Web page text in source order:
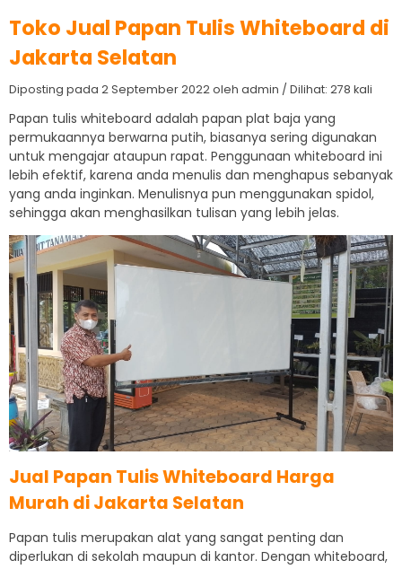
Toko Jual Papan Tulis Whiteboard di
Jakarta Selatan
Diposting pada 2 September 2022 oleh admin / Dilihat: 278 kali
Papan tulis whiteboard adalah papan plat baja yang
permukaannya berwarna putih, biasanya sering digunakan
untuk mengajar ataupun rapat. Penggunaan whiteboard ini
lebih efektif, karena anda menulis dan menghapus sebanyak
yang anda inginkan. Menulisnya pun menggunakan spidol,
sehingga akan menghasilkan tulisan yang lebih jelas.
Jual Papan Tulis Whiteboard Harga
Murah di Jakarta Selatan
Papan tulis merupakan alat yang sangat penting dan
diperlukan di sekolah maupun di kantor. Dengan whiteboard,